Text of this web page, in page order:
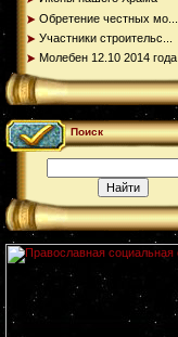
Обретение честных мо...
Участники строительс...
Молебен 12.10 2014 года
Поиск